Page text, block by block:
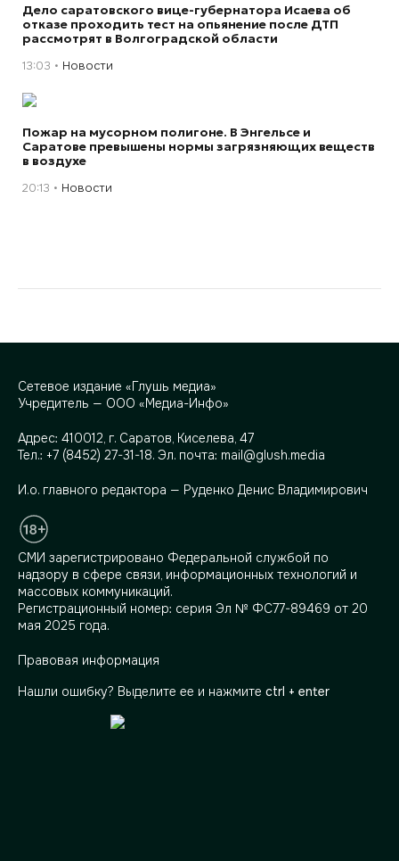
Дело саратовского вице-губернатора Исаева об
отказе проходить тест на опьянение после ДТП
рассмотрят в Волгоградской области
13:03 Новости
Пожар на мусорном полигоне. В Энгельсе и
Саратове превышены нормы загрязняющих веществ
в воздухе
20:13 Новости
Сетевое издание «Глушь медиа»
Учредитель — ООО «Медиа-Инфо»
Адрес: 410012, г. Саратов, Киселева, 47
Тел.: +7 (8452) 27-31-18. Эл. почта: mail@glush.media
И.о. главного редактора — Руденко Денис Владимирович
СМИ зарегистрировано Федеральной службой по
надзору в сфере связи, информационных технологий и
массовых коммуникаций.
Регистрационный номер: серия Эл № ФС77-89469 от 20
мая 2025 года.
Правовая информация
Нашли ошибку? Выделите ее и нажмите ctrl + enter